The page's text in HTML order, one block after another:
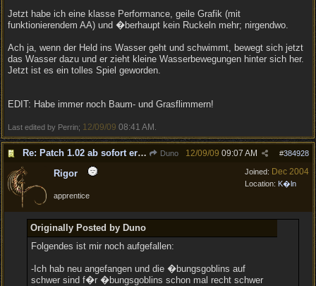
Jetzt habe ich eine klasse Performance, geile Grafik (mit
funktionierendem AA) und �berhaupt kein Ruckeln mehr; nirgendwo.
Ach ja, wenn der Held ins Wasser geht und schwimmt, bewegt sich jetzt
das Wasser dazu und er zieht kleine Wasserbewegungen hinter sich her.
Jetzt ist es ein tolles Spiel geworden.
EDIT: Habe immer noch Baum- und Grasflimmern!
Last edited by Perrin; 12/09/09 08:41 AM
Re: Patch 1.02 ab sofort erh�ltlich! Duno #384928
12/09/09 09:07 AM
Joined: Dec 2004
Location: K�ln
Rigor
apprentice
Originally Posted by Duno
Folgendes ist mir noch aufgefallen:
-Ich hab neu angefangen und die �bungsgoblins auf
schwer sind f�r �bungsgoblins schon mal recht schwer